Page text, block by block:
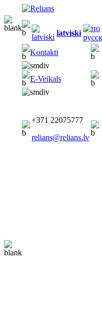
latviski
Kontakti
E-Veikals
+371 22075777
relians@relians.lv